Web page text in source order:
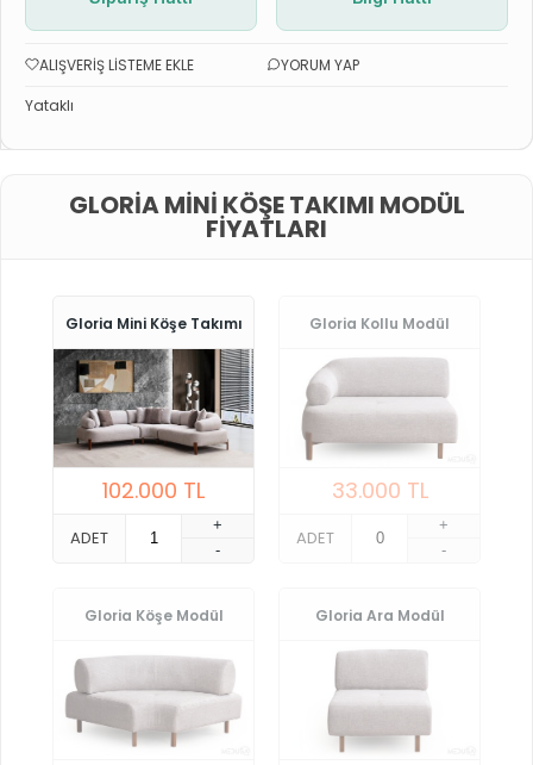
ALIŞVERIŞ LISTEME EKLE
YORUM YAP
Yataklı
GLORIA MINI KÖŞE TAKIMI MODÜL
FIYATLARI
Gloria Mini Köşe Takımı
102.000 TL
ADET
+
-
Gloria Kollu Modül
33.000 TL
ADET
+
-
Gloria Köşe Modül Gloria Ara Modül